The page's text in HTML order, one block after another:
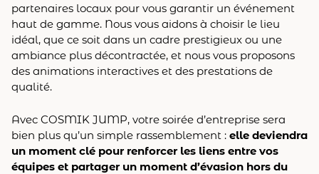
partenaires locaux pour vous garantir un événement
haut de gamme. Nous vous aidons à choisir le lieu
idéal, que ce soit dans un cadre prestigieux ou une
ambiance plus décontractée, et nous vous proposons
des animations interactives et des prestations de
qualité.
Avec COSMIK JUMP, votre soirée d’entreprise sera
bien plus qu’un simple rassemblement : elle deviendra
un moment clé pour renforcer les liens entre vos
équipes et partager un moment d’évasion hors du